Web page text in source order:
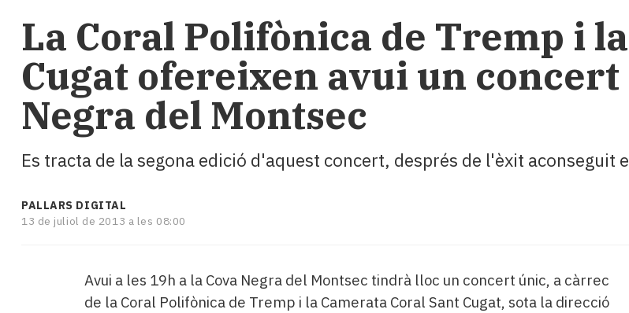
turisme
Cultura
Esports
Mai
tant!
TV
mitjans
Reportatges
Entrevistes
La Coral Polifònica de Tremp i
Cugat ofereixen avui un concert
Negra del Montsec
Es tracta de la segona edició d'aquest concert, després de l'èxit
PALLARS DIGITAL
13 de juliol de 2013 a les 08:00
Avui a les 19h a la Cova Negra del Montsec tindrà lloc un concert únic, a càrrec
de la Coral Polifònica de Tremp i la Camerata Coral Sant Cugat, sota la direcció